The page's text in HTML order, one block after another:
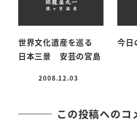
世界文化遺産を巡る
日本三景 安芸の宮島
投稿日
2008.12.03
今日
この投稿へのコ